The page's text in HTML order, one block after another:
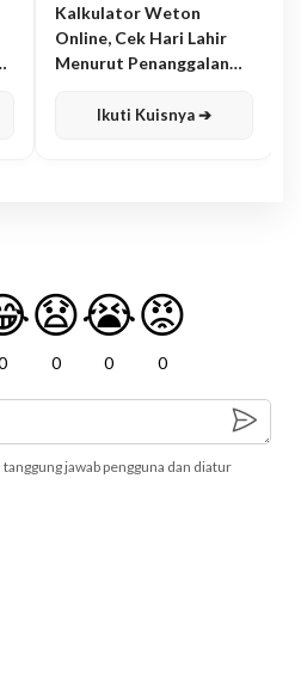
Kalkulator Weton
Online, Cek Hari Lahir
Menurut Penanggalan
Ikuti Kuisnya ➔
😧
0
😭
0
😡
0
jawab pengguna dan diatur